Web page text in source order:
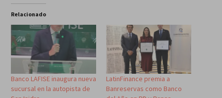
Relacionado
Banco LAFISE inaugura nueva
sucursal en la autopista de
LatinFinance premia a
Banreservas como Banco